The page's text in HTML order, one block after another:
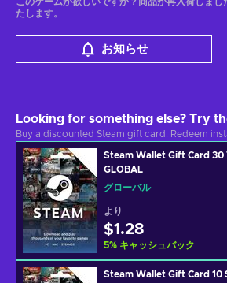
たします。
お知らせ
Looking for something else? Try
Buy a discounted Steam gift card. Redeem
Steam Wallet Gift Card 30
GLOBAL
グローバル
より
$1.28
5% キャッシュバック
Steam Wallet Gift Card 10